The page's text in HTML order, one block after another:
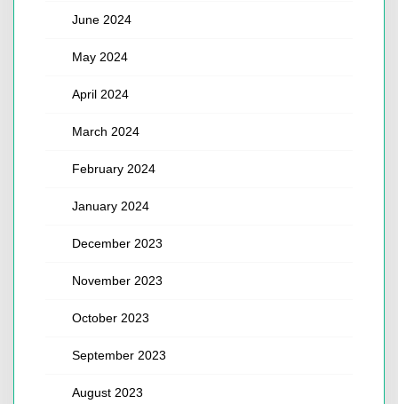
June 2024
May 2024
April 2024
March 2024
February 2024
January 2024
December 2023
November 2023
October 2023
September 2023
August 2023